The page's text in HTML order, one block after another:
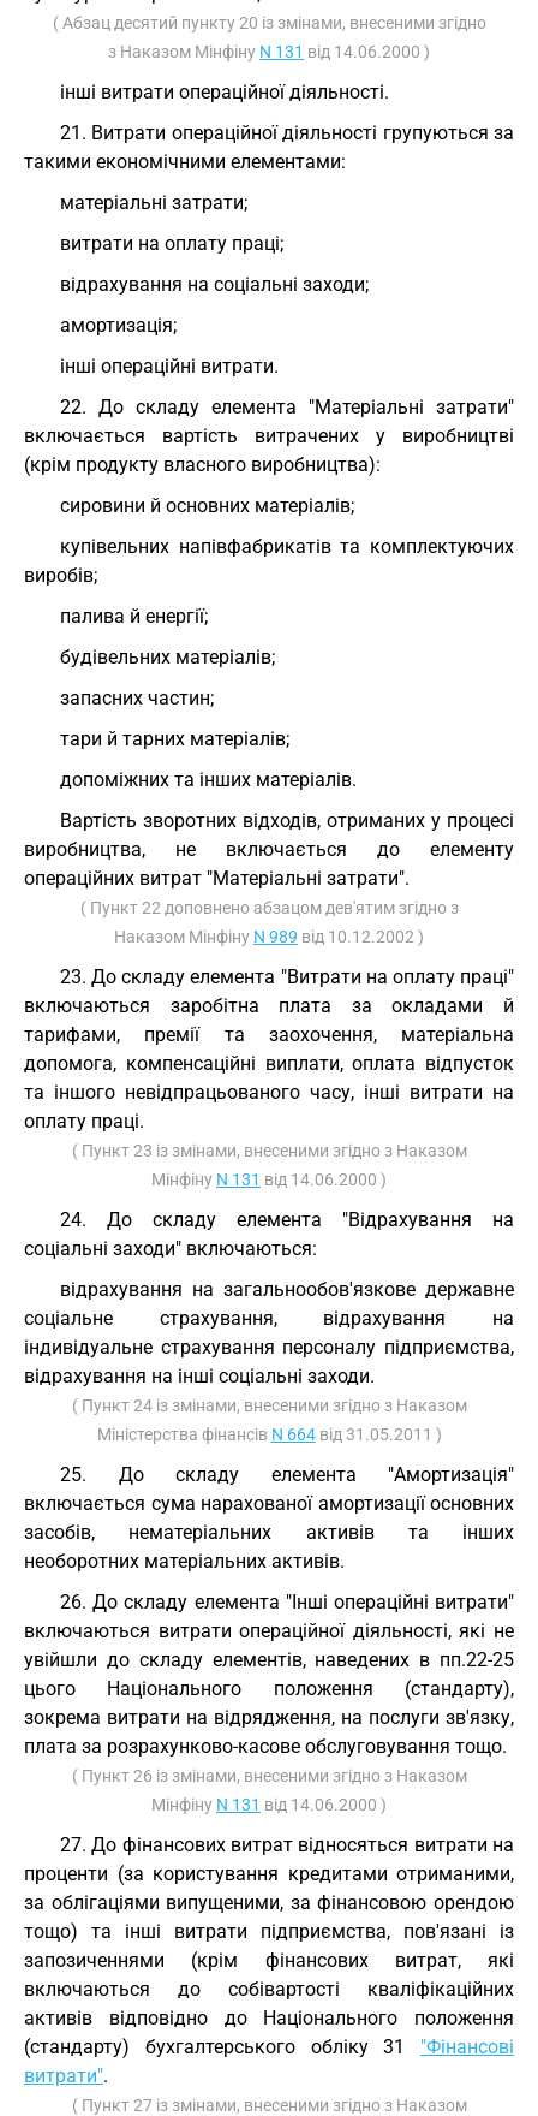
( Абзац десятий пункту 20 із змінами, внесеними згідно
з Наказом Мінфіну N 131 від 14.06.2000 )
інші витрати операційної діяльності.
21. Витрати операційної діяльності групуються за
такими економічними елементами:
матеріальні затрати;
витрати на оплату праці;
відрахування на соціальні заходи;
амортизація;
інші операційні витрати.
22. До складу елемента "Матеріальні затрати"
включається вартість витрачених у виробництві
(крім продукту власного виробництва):
сировини й основних матеріалів;
купівельних напівфабрикатів та комплектуючих
виробів;
палива й енергії;
будівельних матеріалів;
запасних частин;
тари й тарних матеріалів;
допоміжних та інших матеріалів.
Вартість зворотних відходів, отриманих у процесі
виробництва, не включається до елементу
операційних витрат "Матеріальні затрати".
( Пункт 22 доповнено абзацом дев'ятим згідно з
Наказом Мінфіну N 989 від 10.12.2002 )
23. До складу елемента "Витрати на оплату праці"
включаються заробітна плата за окладами й
тарифами, премії та заохочення, матеріальна
допомога, компенсаційні виплати, оплата відпусток
та іншого невідпрацьованого часу, інші витрати на
оплату праці.
( Пункт 23 із змінами, внесеними згідно з Наказом
Мінфіну N 131 від 14.06.2000 )
24. До складу елемента "Відрахування на
соціальні заходи" включаються:
відрахування на загальнообов'язкове державне
соціальне страхування, відрахування на
індивідуальне страхування персоналу підприємства,
відрахування на інші соціальні заходи.
( Пункт 24 із змінами, внесеними згідно з Наказом
Міністерства фінансів N 664від 31.05.2011 )
25. До складу елемента "Амортизація"
включається сума нарахованої амортизації основних
засобів, нематеріальних активів та інших
необоротних матеріальних активів.
26. До складу елемента "Інші операційні витрати"
включаються витрати операційної діяльності, які не
увійшли до складу елементів, наведених в пп.22-25
цього Національного положення (стандарту),
зокрема витрати на відрядження, на послуги зв'язку,
плата за розрахунково-касове обслуговування тощо.
( Пункт 26 із змінами, внесеними згідно з Наказом
Мінфіну N 131 від 14.06.2000 )
27. До фінансових витрат відносяться витрати на
проценти (за користування кредитами отриманими,
за облігаціями випущеними, за фінансовою орендою
тощо) та інші витрати підприємства, пов'язані із
запозиченнями (крім фінансових витрат, які
включаються до собівартості кваліфікаційних
активів відповідно до Національного положення
(стандарту) бухгалтерського обліку 31 "Фінансові
витрати".
( Пункт 27 із змінами, внесеними згідно з Наказом